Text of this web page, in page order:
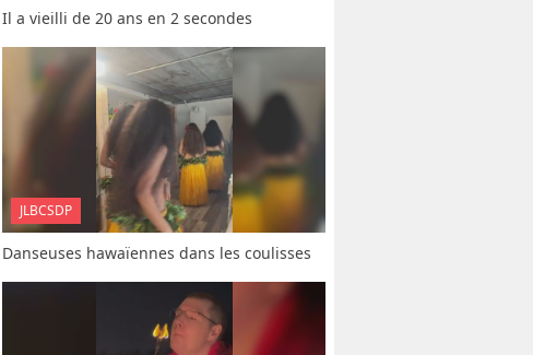
Il a vieilli de 20 ans en 2 secondes
JLBCSDP
Danseuses hawaïennes dans les coulisses